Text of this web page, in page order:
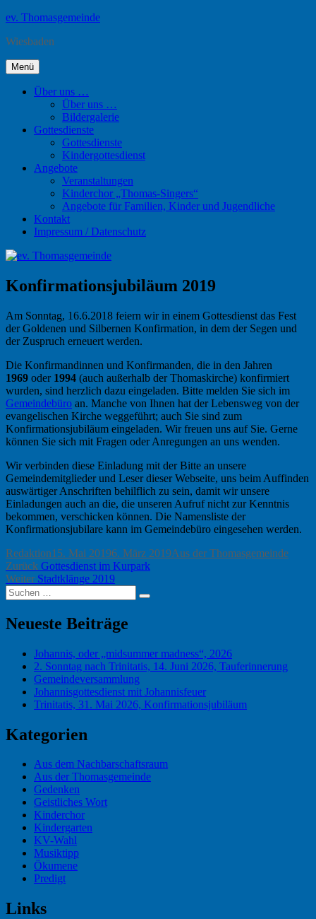
Zum
springen
ev. Thomasgemeinde
Wiesbaden
Menü
Über uns …
Über uns …
Bildergalerie
Gottesdienste
Gottesdienste
Kindergottesdienst
Angebote
Veranstaltungen
Kinderchor „Thomas-Singers“
Angebote für Familien, Kinder und Jugendliche
Kontakt
Impressum / Datenschutz
Konfirmationsjubiläum 2019
Am Sonntag, 16.6.2018 feiern wir in einem Gottesdienst das Fest
der Goldenen und Silbernen Konfirmation, in dem der Segen und
der Zuspruch erneuert werden.
Die Konfirmandinnen und Konfirmanden, die in den Jahren
1969 oder 1994 (auch außerhalb der Thomaskirche) konfirmiert
wurden, sind herzlich dazu eingeladen. Bitte melden Sie sich im
Gemeindebüro an. Manche von Ihnen hat der Lebensweg von der
evangelischen Kirche weggeführt; auch Sie sind zum
Konfirmationsjubiläum eingeladen. Wir freuen uns auf Sie. Gerne
können Sie sich mit Fragen oder Anregungen an uns wenden.
Wir verbinden diese Einladung mit der Bitte an unsere
Gemeindemitglieder und Leser dieser Webseite, uns beim Auffinden
auswärtiger Anschriften behilflich zu sein, damit wir unsere
Einladungen auch an die, die unseren Aufruf nicht zur Kenntnis
bekommen, verschicken können. Die Namensliste der
Konfirmationsjubilare kann im Gemeindebüro eingesehen werden.
Autor
RedaktionVeröffentlicht
am
15. Mai 20196. März 2019Kategorien
Aus der Thomasgemeinde
Beitragsnavigation
Zurück Vorheriger
Beitrag:
Gottesdienst im Kurpark
Weiter Nächster
Beitrag:
Stadtklänge 2019
Suchen
nach:
Suchen
Neueste Beiträge
Johannis, oder „midsummer madness“, 2026
2. Sonntag nach Trinitatis, 14. Juni 2026, Tauferinnerung
Gemeindeversammlung
Johannisgottesdienst mit Johannisfeuer
Trinitatis, 31. Mai 2026, Konfirmationsjubiläum
Kategorien
Aus dem Nachbarschaftsraum
Aus der Thomasgemeinde
Gedenken
Geistliches Wort
Kinderchor
Kindergarten
KV-Wahl
Musiktipp
Ökumene
Predigt
Links